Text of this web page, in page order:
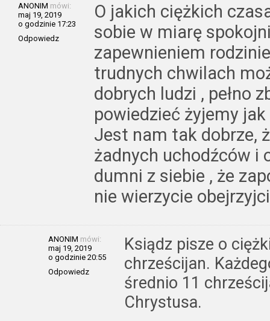
ANONIM mówi:
maj 19, 2019
o godzinie 17:23
Odpowiedz
O jakich ciężkich
sobie w miarę
zapewnieniem
trudnych chwilach
dobrych ludzi , pełno
powiedzieć żyjemy
Jest nam tak dobrze,
żadnych uchodźców i
dumni z siebie , że
nie wierzycie
ANONIM mówi:
maj 19, 2019
o godzinie 20:55
Odpowiedz
Ksiądz pisze o
chrześcijan.
średnio 11
Chrystusa.